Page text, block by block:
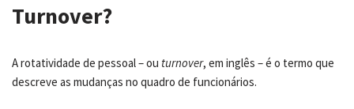
Turnover?
A rotatividade de pessoal – ou turnover, em inglês – é o termo que
descreve as mudanças no quadro de funcionários.